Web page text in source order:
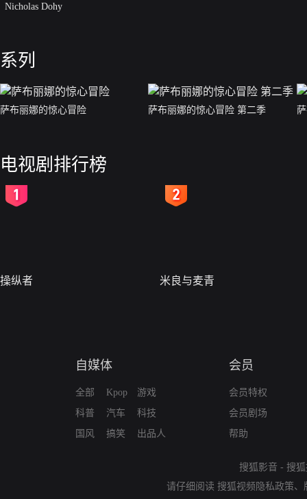
Nicholas Dohy
系列
萨布丽娜的惊心冒险 萨布丽娜的惊心冒险 第二季
电视剧排行榜
操纵者 米良与麦青
自媒体
全部
科普
国风
Kpop
汽车
搞笑
游戏
科技
出品人
会员
会员特权
会员剧场
帮助
搜狐影音 - 搜
请仔细阅读 搜狐视频隐私政策、